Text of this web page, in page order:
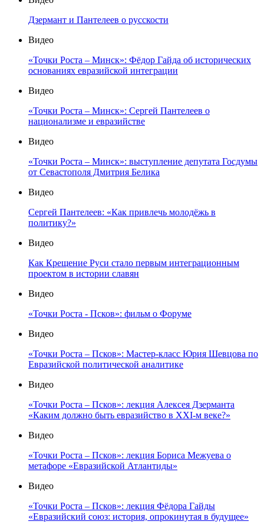
Дзермант и Пантелеев о русскости
Видео
«Точки Роста – Минск»: Фёдор Гайда об исторических
основаниях евразийской интеграции
Видео
«Точки Роста – Минск»: Сергей Пантелеев о
национализме и евразийстве
Видео
«Точки Роста – Минск»: выступление депутата Госдумы
от Севастополя Дмитрия Белика
Видео
Сергей Пантелеев: «Как привлечь молодёжь в
политику?»
Видео
Как Крещение Руси стало первым интеграционным
проектом в истории славян
Видео
«Точки Роста - Псков»: фильм о Форуме
Видео
«Точки Роста – Псков»: Мастер-класс Юрия Шевцова по
Евразийской политической аналитике
Видео
«Точки Роста – Псков»: лекция Алексея Дзерманта
«Каким должно быть евразийство в XXI-м веке?»
Видео
«Точки Роста – Псков»: лекция Бориса Межуева о
метафоре «Евразийской Атлантиды»
Видео
«Точки Роста – Псков»: лекция Фёдора Гайды
«Евразийский союз: история, опрокинутая в будущее»